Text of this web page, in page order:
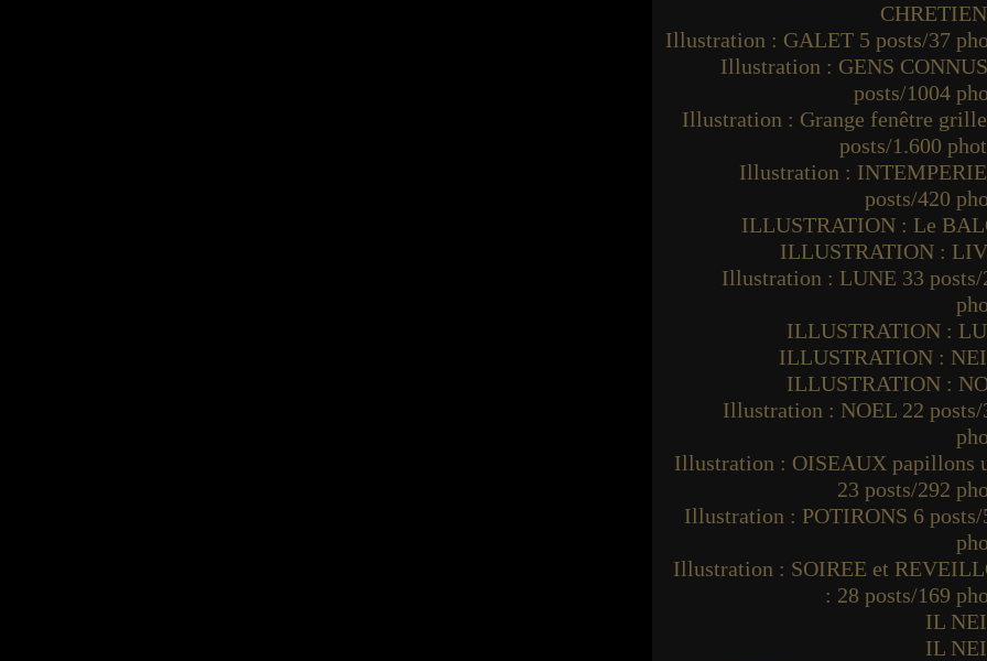
Illustration : GALET 5 posts/37
Illustration : GENS
posts/1004
Illustration : Grange fenêtre
posts/1.600
Illustration :
posts/420
ILLUSTRATION : Le
ILLUSTRATION :
Illustration : LUNE 33 posts/
ILLUSTRATION :
ILLUSTRATION :
ILLUSTRATION :
Illustration : NOEL 22 posts/
Illustration : OISEAUX papillons
23 posts/292
Illustration : POTIRONS 6 posts/
Illustration : SOIREE et
: 28 posts/169
IL
IL